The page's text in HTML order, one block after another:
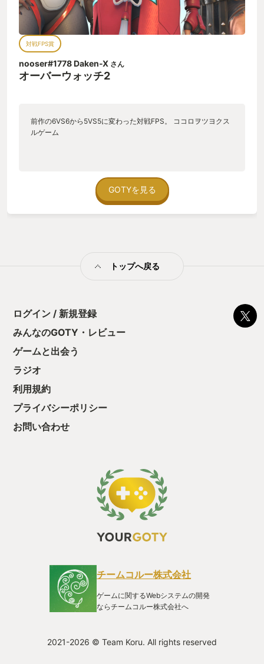
対戦FPS賞
nooser#1778 Daken-X さん
オーバーウォッチ2
前作の6VS6から5VS5に変わった対戦FPS。 ココロヲツヨクス
ルゲーム
GOTYを見る
トップへ戻る
ログイン / 新規登録
みんなのGOTY・レビュー
ゲームと出会う
ラジオ
利用規約
プライバシーポリシー
お問い合わせ
チームコルー株式会社
ゲームに関するWebシステムの開発
ならチームコルー株式会社へ
2021-2026 © Team Koru. All rights reserved